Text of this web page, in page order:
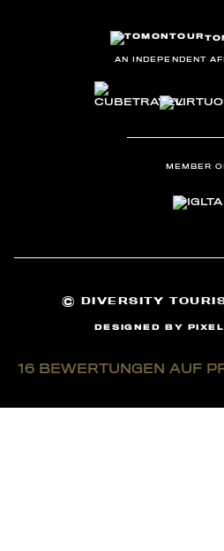
AN INDEPENDENT
MEMBER
© DIVERSITY
DESIGNED BY
16 BEWERTUNGEN AUF